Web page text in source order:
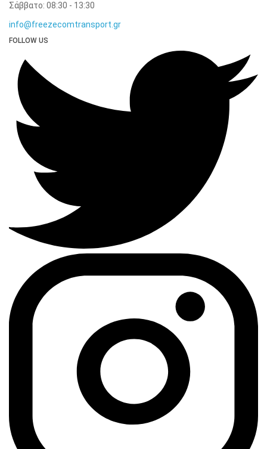
Σάββατο: 08:30 - 13:30
info@freezecomtransport.gr
FOLLOW US